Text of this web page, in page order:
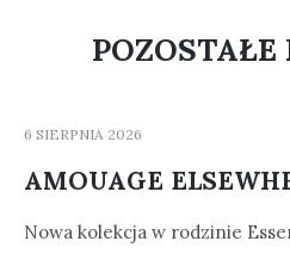
POZOSTAŁE
6 SIERPNIA 2026
AMOUAGE
Nowa kolekcja w rodzinie